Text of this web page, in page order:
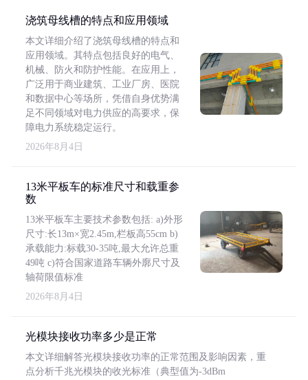
浇筑母线槽的特点和应用领域
本文详细介绍了浇筑母线槽的特点和
应用领域。其特点包括良好的电气、
机械、防火和防护性能。在应用上，
广泛用于商业建筑、工业厂房、医院
和数据中心等场所，凭借自身优势满
足不同领域对电力供应的高要求，保
障电力系统稳定运行。
2026年8月4日
13米平板车的标准尺寸和载重参
数
13米平板车主要技术参数包括: a)外形
尺寸:长13m×宽2.45m,栏板高55cm b)
承载能力:标载30-35吨,最大允许总重
49吨 c)符合国家道路车辆外廓尺寸及
轴荷限值标准
2026年8月4日
光模块接收功率多少是正常
本文详细解答光模块接收功率的正常范围及影响因素，重
点分析千兆光模块的收光标准（典型值为-3dBm